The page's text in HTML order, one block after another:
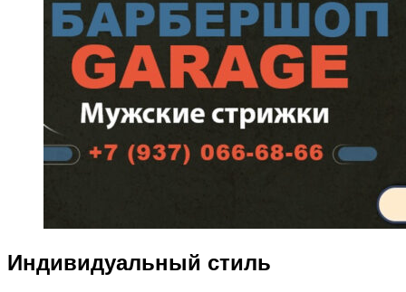
Индивидуальный стиль